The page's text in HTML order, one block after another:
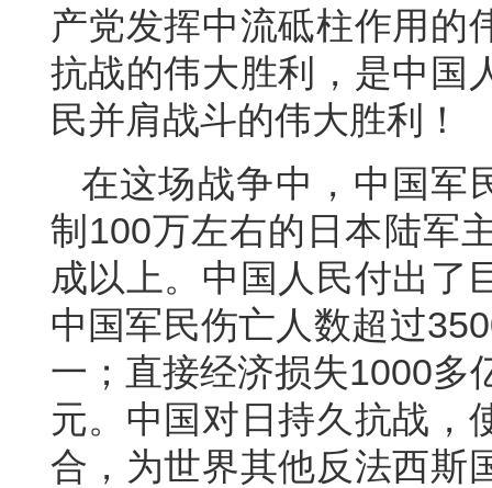
产党发挥中流砥柱作用的
抗战的伟大胜利，是中国
民并肩战斗的伟大胜利！
在这场战争中，中国军
制100万左右的日本陆军
成以上。中国人民付出了
中国军民伤亡人数超过
一；直接经济损失1000多
元。中国对日持久抗战，
合，为世界其他反法西斯